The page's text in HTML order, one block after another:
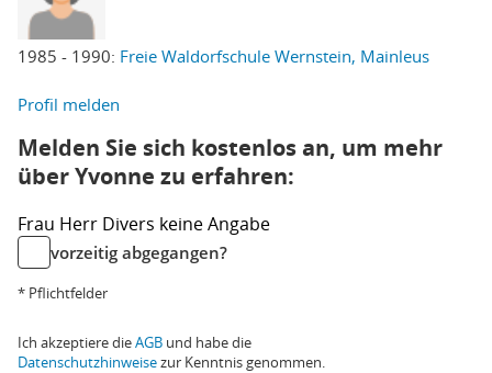
1985 - 1990: Freie Waldorfschule Wernstein, Mainleus
Profil melden
Melden Sie sich kostenlos an, um mehr
über Yvonne zu erfahren:
Frau Herr Divers keine Angabe
vorzeitig abgegangen?
* Pflichtfelder
Ich akzeptiere dieAGB und habe die
Datenschutzhinweisezur Kenntnis genommen.